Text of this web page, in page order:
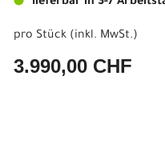
pro Stück (inkl. MwSt.)
3.990,00 CHF